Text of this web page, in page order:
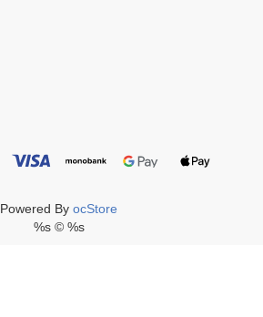
Powered ByocStore
%s © %s